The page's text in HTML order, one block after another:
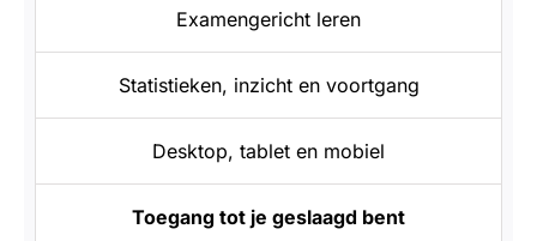
Examengericht leren
Statistieken, inzicht en voortgang
Desktop, tablet en mobiel
Toegang tot je geslaagd bent